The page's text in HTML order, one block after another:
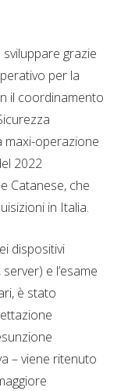
grazie
per la
il coordinamento
maxi-operazione
2022
Catanese, che
in Italia.
dispositivi
e l’esame
è stato
– viene ritenuto